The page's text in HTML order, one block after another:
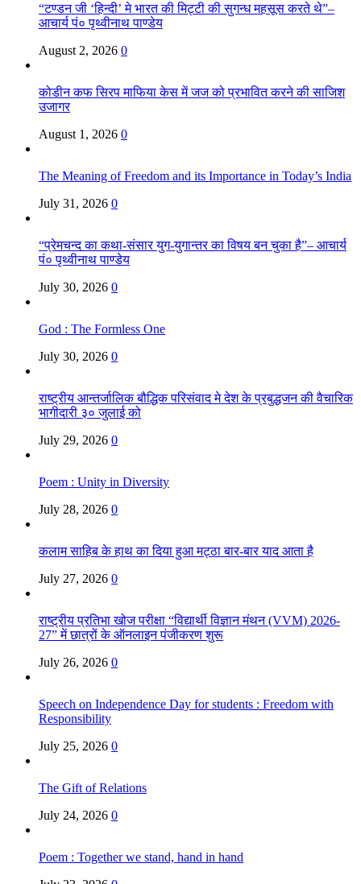
“टण्डन जी ‘हिन्दी’ मे भारत की मिट्टी की सुगन्ध महसूस करते थे”–
आचार्य पं० पृथ्वीनाथ पाण्डेय
August 2, 2026 0
कोडीन कफ सिरप माफिया केस में जज को प्रभावित करने की साजिश
उजागर
August 1, 2026 0
The Meaning of Freedom and its Importance in Today’s India
July 31, 2026 0
“प्रेमचन्द का कथा-संसार युग-युगान्तर का विषय बन चुका है”– आचार्य
पं० पृथ्वीनाथ पाण्डेय
July 30, 2026 0
God : The Formless One
July 30, 2026 0
राष्ट्रीय आन्तर्जालिक बौद्धिक परिसंवाद मे देश के प्रबुद्धजन की वैचारिक
भागीदारी ३० जुलाई को
July 29, 2026 0
Poem : Unity in Diversity
July 28, 2026 0
कलाम साहिब के हाथ का दिया हुआ मट्ठा बार-बार याद आता है
July 27, 2026 0
राष्ट्रीय प्रतिभा खोज परीक्षा “विद्यार्थी विज्ञान मंथन (VVM) 2026-
27” में छात्रों के ऑनलाइन पंजीकरण शुरू
July 26, 2026 0
Speech on Independence Day for students : Freedom with
Responsibility
July 25, 2026 0
The Gift of Relations
July 24, 2026 0
Poem : Together we stand, hand in hand